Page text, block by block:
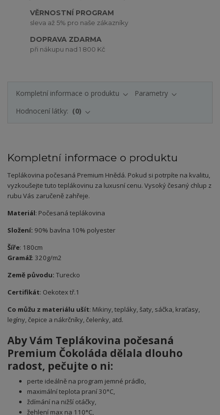
VĚRNOSTNÍ PROGRAM
sleva až 5% pro naše zákazníky
DOPRAVA ZDARMA
při nákupu nad 1 800 Kč
Kompletní informace o produktu
Parametry
Hodnocení látky:
0
Kompletní informace o produktu
Teplákovina počesaná Premium Hnědá. Pokud si potrpíte na kvalitu,
vyzkoušejte tuto teplákovinu za luxusní cenu. Vysoký česaný chlup z
rubu Vás zaručeně zahřeje.
Materiál: Počesaná teplákovina
Složení: 90% bavlna 10% polyester
Šíře: 180cm
Gramáž: 320g/m2
Země původu: Turecko
Certifikát: Oekotex tř.1
Co můžu z materiálu ušít: Mikiny, tepláky, šaty, sáčka, kraťasy,
legíny, čepice a nákrčníky, čelenky, atd.
Aby Vám Teplákovina počesaná
Premium Čokoláda dělala dlouho
radost, pečujte o ni:
perte ideálně na program jemné prádlo,
maximální teplota praní 30°C,
ždímání na nižší otáčky,
žehlení max na 110°C,